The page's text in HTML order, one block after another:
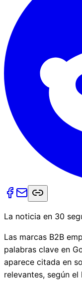
La noticia en 30
Las marcas B2B
palabras clave en
aparece citada en
relevantes, según